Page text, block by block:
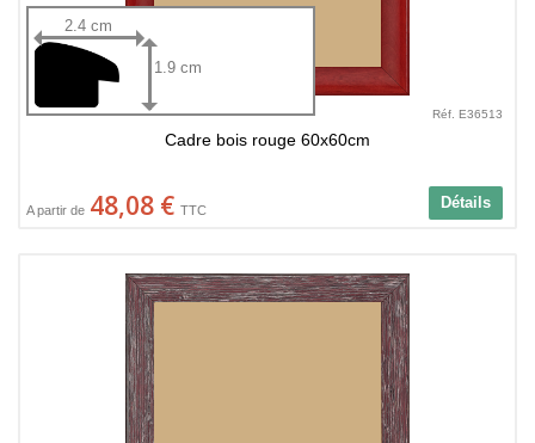
2.4 cm
1.9 cm
Réf. E36513
Cadre bois rouge 60x60cm
Détails
A partir de 48,08 € TTC